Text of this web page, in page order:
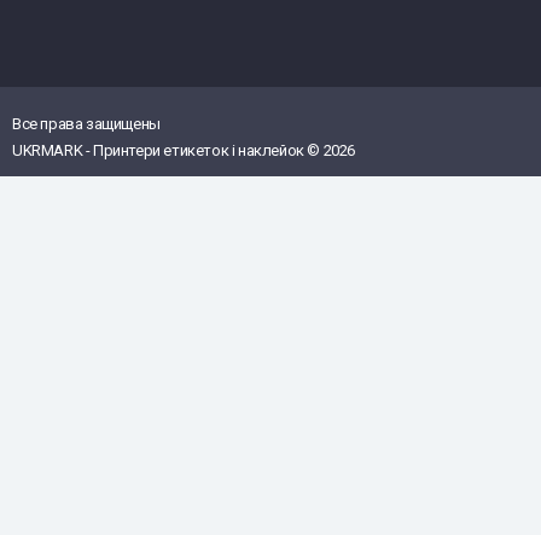
Все права защищены
UKRMARK - Принтери етикеток і наклейок © 2026